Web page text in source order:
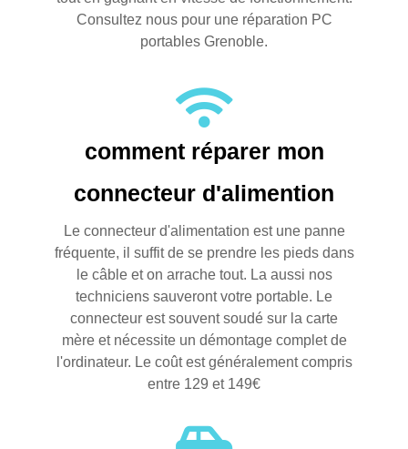
Consultez nous pour une réparation PC
portables Grenoble.
comment réparer mon
connecteur d'alimention
Le connecteur d'alimentation est une panne
fréquente, il suffit de se prendre les pieds dans
le câble et on arrache tout. La aussi nos
techniciens sauveront votre portable. Le
connecteur est souvent soudé sur la carte
mère et nécessite un démontage complet de
l'ordinateur. Le coût est généralement compris
entre 129 et 149€